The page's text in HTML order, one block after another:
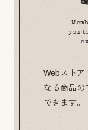
you
Webストア
なる商品の
できます。